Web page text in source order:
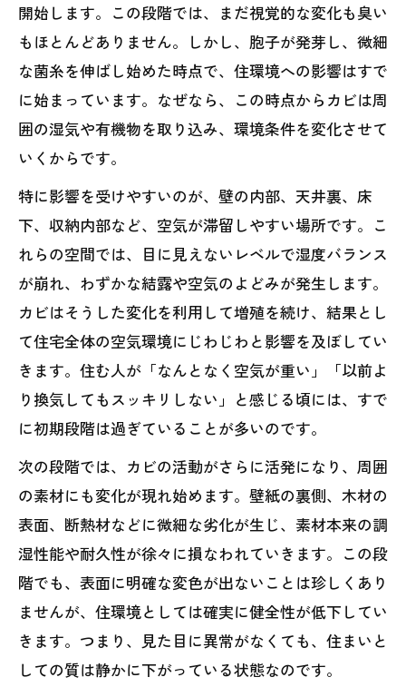
開始します。この段階では、まだ視覚的な変化も臭い
もほとんどありません。しかし、胞子が発芽し、微細
な菌糸を伸ばし始めた時点で、住環境への影響はすで
に始まっています。なぜなら、この時点からカビは周
囲の湿気や有機物を取り込み、環境条件を変化させて
いくからです。
特に影響を受けやすいのが、壁の内部、天井裏、床
下、収納内部など、空気が滞留しやすい場所です。こ
れらの空間では、目に見えないレベルで湿度バランス
が崩れ、わずかな結露や空気のよどみが発生します。
カビはそうした変化を利用して増殖を続け、結果とし
て住宅全体の空気環境にじわじわと影響を及ぼしてい
きます。住む人が「なんとなく空気が重い」「以前よ
り換気してもスッキリしない」と感じる頃には、すで
に初期段階は過ぎていることが多いのです。
次の段階では、カビの活動がさらに活発になり、周囲
の素材にも変化が現れ始めます。壁紙の裏側、木材の
表面、断熱材などに微細な劣化が生じ、素材本来の調
湿性能や耐久性が徐々に損なわれていきます。この段
階でも、表面に明確な変色が出ないことは珍しくあり
ませんが、住環境としては確実に健全性が低下してい
きます。つまり、見た目に異常がなくても、住まいと
しての質は静かに下がっている状態なのです。